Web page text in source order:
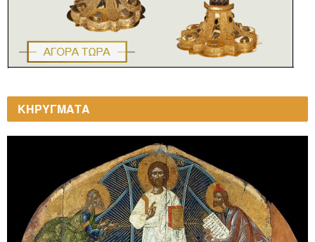
ΚΗΡΥΓΜΑΤΑ